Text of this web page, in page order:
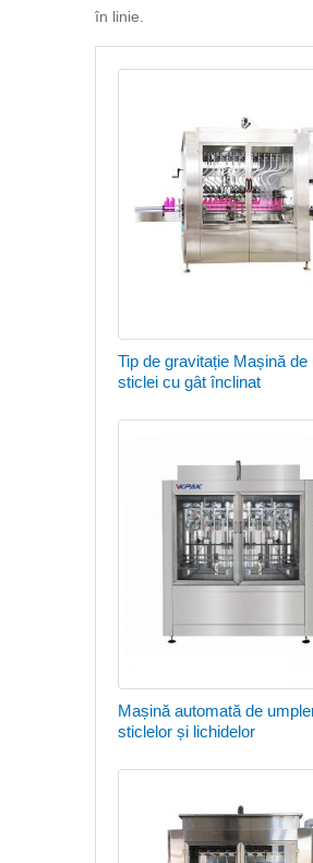
în linie.
Tip de gravitație Mașină de
sticlei cu gât înclinat
Mașină automată de
sticlelor și lichidelor